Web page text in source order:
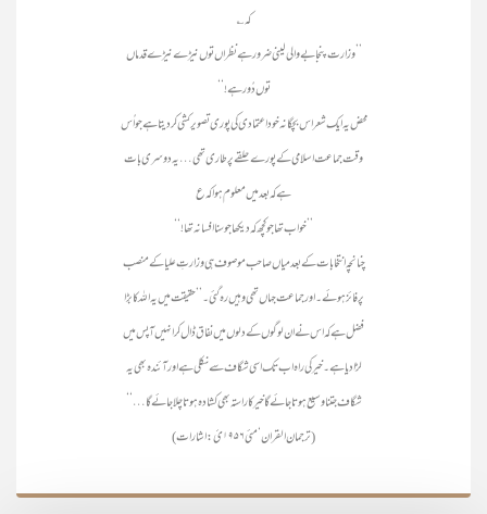
کہ ؎
’’وزارت پنجابے والی لینی ضرور ہے نظراں توں نیڑے نیڑے قدماں
توں دُور ہے!‘‘
محض یہ ایک شعر اس بچگانہ خود اعتمادی کی پوری تصویر کشی کر دیتا ہے جو اُس
وقت جماعت اسلامی کے پورے حلقے پر طاری تھی… یہ دوسری بات
ہے کہ بعد میں معلوم ہوا کہ ع
’’خواب تھا جو کچھ کہ دیکھا جو سنا افسانہ تھا!‘‘
چنانچہ انتخابات کے بعد میاں صاحب موصوف ہی وزارتِ علیا کے منصب
پر فائز ہوئے۔ اور جماعت جہاں تھی وہیں رہ گئی۔ ’’حقیقت میں یہ اللہ کا بڑا
فضل ہے کہ اس نے ان لوگوں کے دلوں میں نفاق ڈال کر انہیں آپس میں
لڑا دیا ہے۔ خیر کی راہ اب تک اسی شگاف سے نکلی ہے اور آئندہ بھی یہ
شگاف جتنا وسیع ہوتا جائے گا خیر کار استہ بھی کشادہ ہوتا چلا جائے گا…‘‘
(ترجمان القران‘ مئی ۱۹۵۶ئ: اشارات)